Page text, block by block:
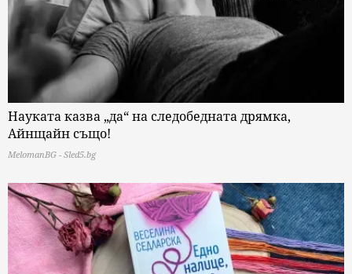
Науката казва „да“ на следобедната дрямка,
Айнщайн също!
MelomanBG - Sled5.bg